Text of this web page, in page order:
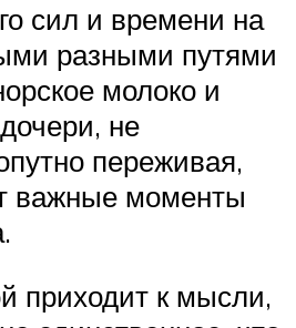
сил и времени на
разными путями
молоко и
не
переживая,
важные моменты
приходит к мысли,